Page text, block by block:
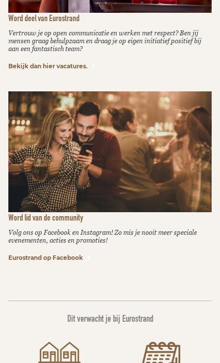
Word deel van Eurostrand
Vertrouw je op open communicatie en werken met respect? Ben jij
mensen graag behulpzaam en draag je op eigen initiatief positief bij
aan een fantastisch team?
Bekijk dan hier vacatures.
Word lid van de community
Volg ons op Facebook en Instagram! Zo mis je nooit meer speciale
evenementen, acties en promoties!
Eurostrand op Facebook
Dit verwacht je bij Eurostrand